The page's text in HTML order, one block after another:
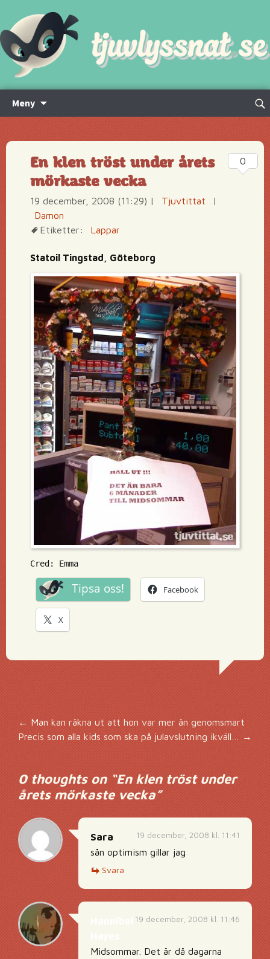
Meny
innehåll
Sök
En klen tröst under årets
mörkaste vecka
19 december, 2008 (11:29) | Tjuvtittat
|
Damon
Etiketter:
Lappar
Statoil Tingstad, Göteborg
Cred: Emma
Tipsa oss! Facebook
X
0
Inläggsnavigering
←Man kan räkna ut att hon var mer än genomsmart
Precis som alla kids som ska på julavslutning ikväll… →
0 thoughts on “En klen tröst under
årets mörkaste vecka”
19 december, 2008 kl. 11:41
Sara
sån optimism gillar jag
Svara
19 december, 2008 kl. 11:46
Midsommar. Det är då dagarna